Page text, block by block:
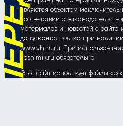
являются объектом
соответствии с
материалов и новостей с сайта
допускается только при
www.vhlru.ru. При
voshimik.ru обязательна
Этот сайт использует файлы